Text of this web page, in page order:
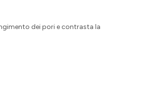
dei pori e contrasta la